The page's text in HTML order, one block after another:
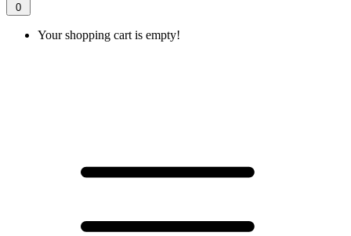
0
Your shopping cart is empty!